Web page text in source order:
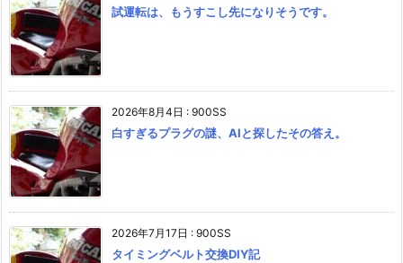
試運転は、もうすこし先になりそうです。
2026年8月4日 : 900SS
白すぎるプラグの謎、AIと探したその答え。
2026年7月17日 : 900SS
タイミングベルト交換DIY記